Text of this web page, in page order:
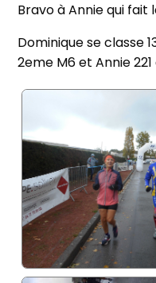
Bravo à Annie qui fait
Dominique se classe
2eme M6 et Annie